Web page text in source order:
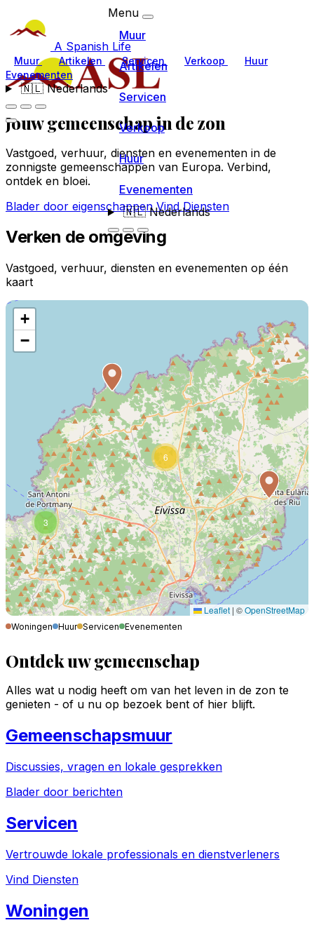
A Spanish Life
Muur Artikelen Servicen Verkoop
Huur
Evenementen
🇳🇱Nederlands
Menu
Muur
Artikelen
Servicen
Verkoop
Huur
Evenementen
🇳🇱Nederlands
Jouw gemeenschapin de zon
Vastgoed, verhuur, diensten en evenementen in de
zonnigste gemeenschappen van Europa. Verbind,
ontdek en bloei.
Blader door eigenschappenVind Diensten
Verken de omgeving
Vastgoed, verhuur, diensten en evenementen op één
kaart
3
6
+
−
Leaflet | ©OpenStreetMap
Woningen Huur Servicen Evenementen
Ontdek uw gemeenschap
Alles wat u nodig heeft om van het leven in de zon te
genieten - of u nu op bezoek bent of hier blijft.
Gemeenschapsmuur
Discussies, vragen en lokale gesprekken
Blader door berichten
Servicen
Vertrouwde lokale professionals en dienstverleners
Vind Diensten
Woningen